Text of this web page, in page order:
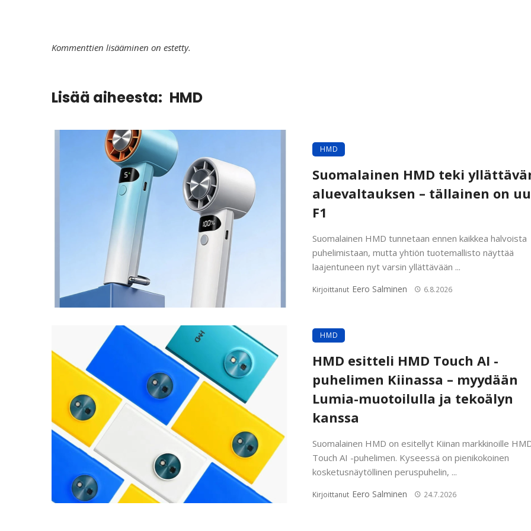
Kommenttien lisääminen on estetty.
Lisää aiheesta: HMD
HMD
Suomalainen HMD teki
aluevaltauksen – tällainen on
F1
Suomalainen HMD tunnetaan ennen kaikkea halvoista
puhelimistaan, mutta yhtiön tuotemallisto näyttää
laajentuneen nyt varsin yllättävään ...
Kirjoittanut Eero Salminen 6.8.2026
HMD
HMD esitteli HMD Touch AI -
puhelimen Kiinassa – myydään
Lumia-muotoilulla ja tekoälyn
kanssa
Suomalainen HMD on esitellyt Kiinan markkinoille
Touch AI -puhelimen. Kyseessä on pienikokoinen
kosketusnäytöllinen peruspuhelin, ...
Kirjoittanut Eero Salminen 24.7.2026